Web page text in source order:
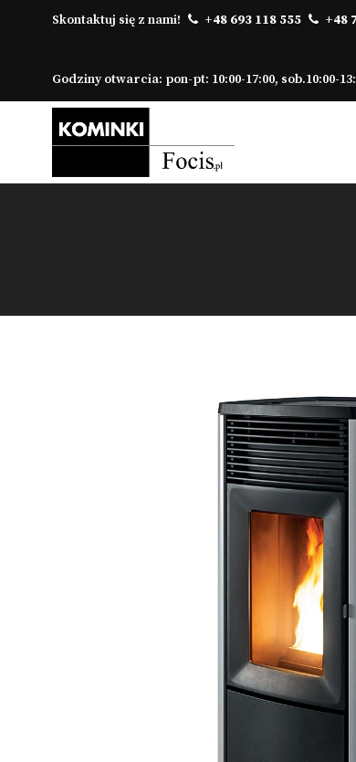
Skontaktuj się z nami! +48 693 118 555 +48
Godziny otwarcia: pon-pt: 10:00-17:00, sob.10:00-